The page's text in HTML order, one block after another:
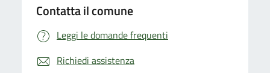
Contatta il comune
Leggi le domande frequenti
Richiedi assistenza